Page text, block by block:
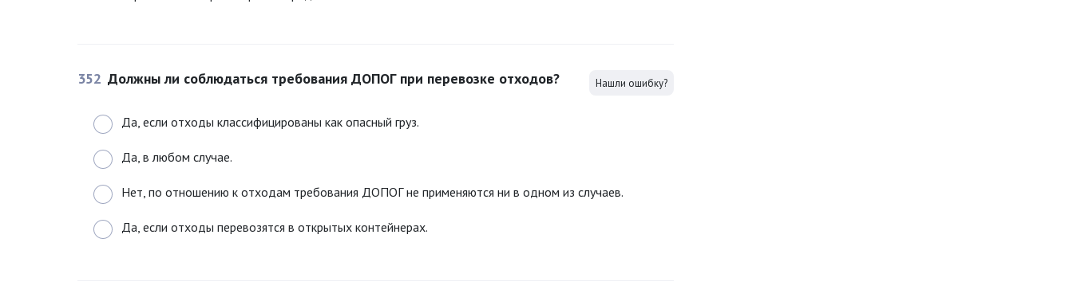
352 Должны ли соблюдаться требования ДОПОГ при перевозке отходов? Нашли ошибку?
Да, если отходы классифицированы как опасный груз.
Да, в любом случае.
Нет, по отношению к отходам требования ДОПОГ не применяются ни в одном из случаев.
Да, если отходы перевозятся в открытых контейнерах.